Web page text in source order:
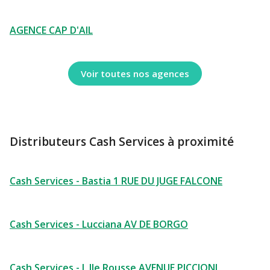
AGENCE CAP D'AIL
Voir toutes nos agences
Distributeurs Cash Services à proximité
Cash Services - Bastia 1 RUE DU JUGE FALCONE
Cash Services - Lucciana AV DE BORGO